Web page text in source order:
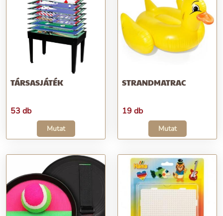
TÁRSASJÁTÉK
53 db
Mutat
STRANDMATRAC
19 db
Mutat